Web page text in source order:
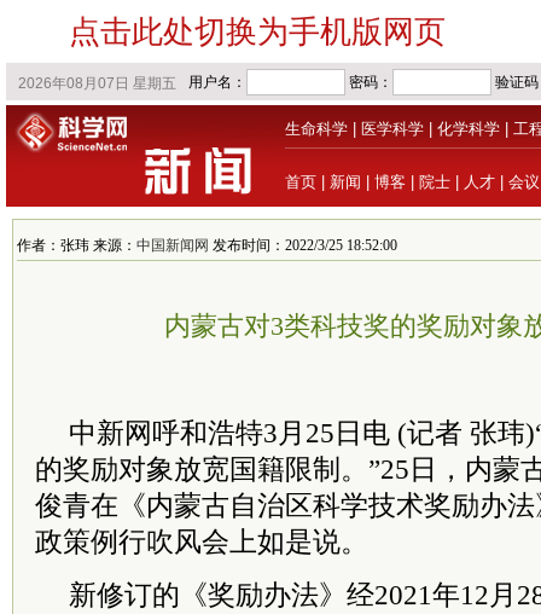
点击此处切换为手机版网页
生命科学 医学科学 化学科学 工
首页 新闻 博客 院士 人才 会议
作者：张玮 来源： 中国新闻网 发布时间：2022/3/25 18:52:00
内蒙古对3类科技奖的奖励对象
中新网呼和浩特3月25日电 (记者 张玮
的奖励对象放宽国籍限制。”25日，内蒙
俊青在《内蒙古自治区科学技术奖励办
政策例行吹风会上如是说。
新修订的《奖励办法》经2021年12月